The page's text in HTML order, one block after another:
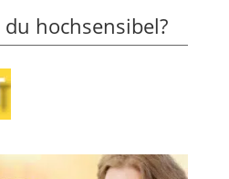
du hochsensibel?